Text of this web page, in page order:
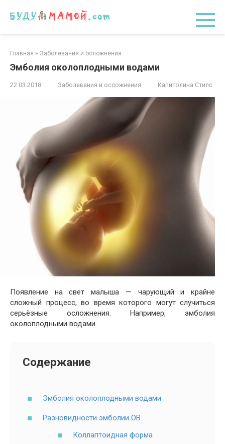
Главная » Заболевания и осложнения
Эмболия околоплодными водами
22.03.2018 Заболевания и осложнения Капитолина Стилс
Появление на свет малыша — чарующий и крайне
сложный процесс, во время которого могут случиться
серьёзные осложнения. Например, эмболия
околоплодными водами.
Содержание
Эмболия околоплодными водами
Разновидности эмболии ОВ
Коллаптоидная форма